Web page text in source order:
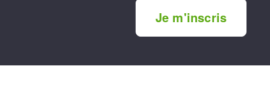
Je m'inscris